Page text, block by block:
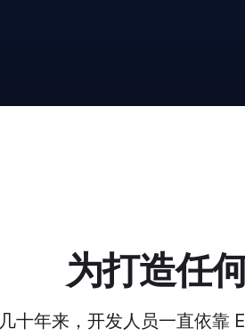
为打造任
几十年来，开发人员一直依靠